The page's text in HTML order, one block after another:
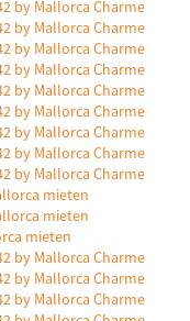
mieten